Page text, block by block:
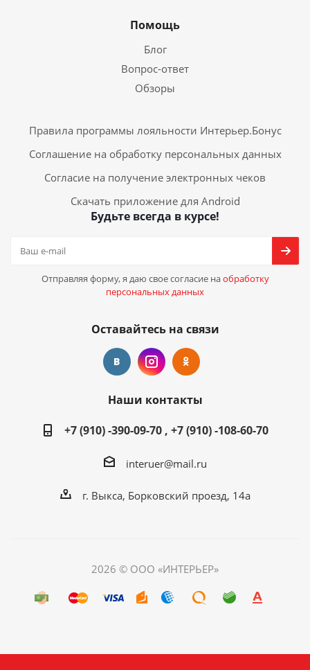
Помощь
Блог
Вопрос-ответ
Обзоры
Правила программы лояльности Интерьер.Бонус
Соглашение на обработку персональных данных
Согласие на получение электронных чеков
Скачать приложение для Android
Будьте всегда в курсе!
Отправляя форму, я даю свое согласие наобработку
персональных данных
Оставайтесь на связи
Наши контакты
+7 (910) -390-09-70 , +7 (910) -108-60-70
interuer@mail.ru
г. Выкса, Борковский проезд, 14а
2026 © ООО «ИНТЕРЬЕР»